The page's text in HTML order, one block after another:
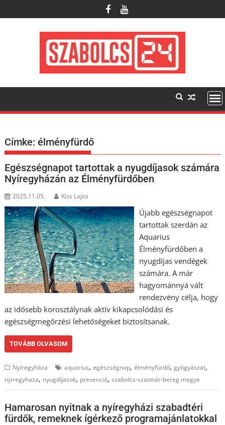
to
Címke:élményfürdő
Egészségnapot tartottak a nyugdíjasok számára
Nyíregyházán az Élményfürdőben
2025.11.05. Kiss Lajos
Újabb egészségnapot
tartottak szerdán az
Aquarius
Élményfürdőben a
nyugdíjas vendégek
számára. A már
hagyománnyá vált
rendezvény célja, hogy
az idősebb korosztálynak aktív kikapcsolódási és
egészségmegőrzési lehetőségeket biztosítsanak.
TOVÁBB OLVASOM
Nyíregyháza aquarius,egészségnap,élményfürdő,gyógyászat,
nyiregyhaza, nyugdíjasok, prevenció,szabolcs-szatmár-bereg megye
Hamarosan nyitnak a nyíregyházi szabadtéri
fürdők, remeknek ígérkező programajánlatokkal